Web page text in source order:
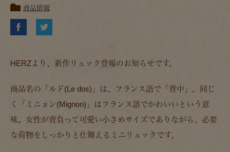
商品情報
HERZより、新作リュック登場のお知らせです。
商品名の「ルド(Le dos)」は、フランス語で「背中」。同じ
く「ミニョン(Mignon)」はフランス語でかわいいという意
味。女性が背負って可愛い小さめサイズでありながら、必要
な荷物をしっかりと仕舞えるミニリュックです。